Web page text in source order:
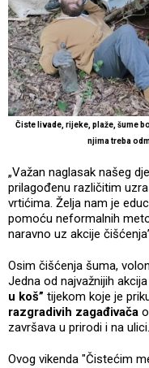
Čiste livade, rijeke, plaže, šume
njima treba
„Važan naglasak našeg
prilagođenu različitim
vrtićima. Želja nam je
pomoću neformalnih
naravno uz akcije
Osim čišćenja šuma,
Jedna od najvažnijih
u koš” tijekom koje je
razgradivih zagađivača
završava u prirodi i na ulici.
Ovog vikenda "Čistećim